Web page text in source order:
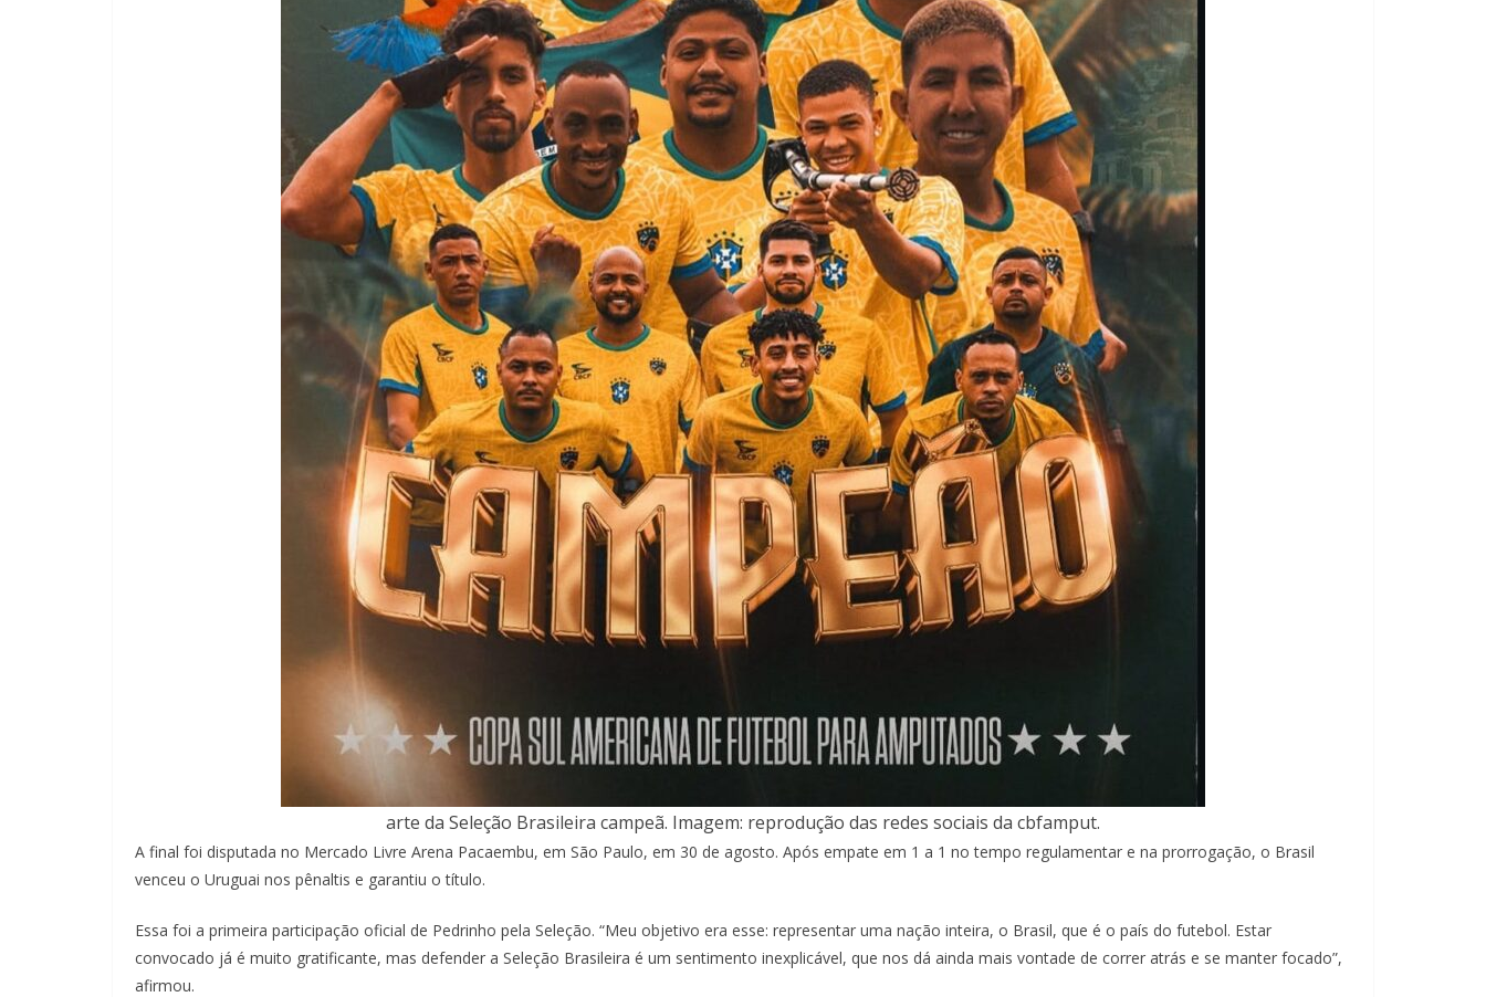
arte da Seleção Brasileira campeã. Imagem: reprodução das redes sociais da cbfamput.
A final foi disputada no Mercado Livre Arena Pacaembu, em São Paulo, em 30 de agosto. Após empate em 1 a 1 no tempo regulamentar e na prorrogação, o Brasil
venceu o Uruguai nos pênaltis e garantiu o título.
Essa foi a primeira participação oficial de Pedrinho pela Seleção. “Meu objetivo era esse: representar uma nação inteira, o Brasil, que é o país do futebol. Estar
convocado já é muito gratificante, mas defender a Seleção Brasileira é um sentimento inexplicável, que nos dá ainda mais vontade de correr atrás e se manter focado”,
afirmou.